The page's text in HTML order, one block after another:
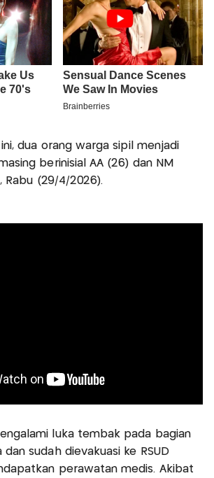
dua orang warga sipil menjadi
berinisial AA (26) dan NM
Rabu (29/4/2026).
luka tembak pada bagian
dan sudah dievakuasi ke RSUD
perawatan medis. Akibat